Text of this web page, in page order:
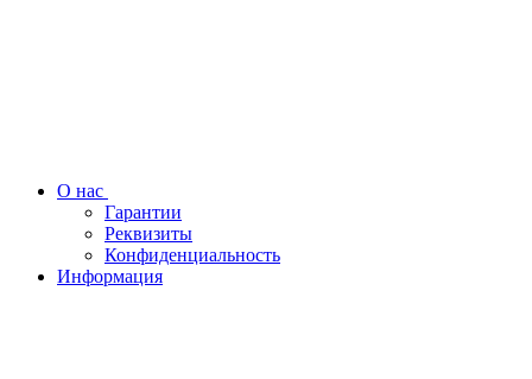
О нас
Гарантии
Реквизиты
Конфиденциальность
Информация